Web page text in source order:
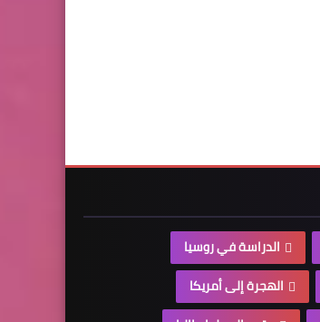
الدراسة في روسيا
الهجرة إلى أمريكا